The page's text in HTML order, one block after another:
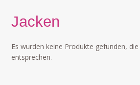
Jacken
Es wurden keine Produkte gefunden,
entsprechen.